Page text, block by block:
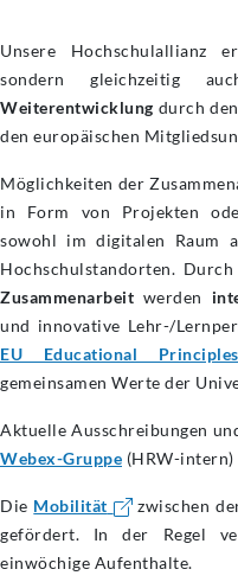
Unsere Hochschulallianz
sondern gleichzeitig
Weiterentwicklung durch den
den europäischen
Möglichkeiten der
in Form von Projekten
sowohl im digitalen Raum
Hochschulstandorten.
Zusammenarbeit werden
und innovative Lehr-/
EU Educational Principles
gemeinsamen Werte der
Aktuelle Ausschreibungen
Webex-Gruppe (HRW-
Die Mobilität zwischen
gefördert. In der Regel
einwöchige Aufenthalte.